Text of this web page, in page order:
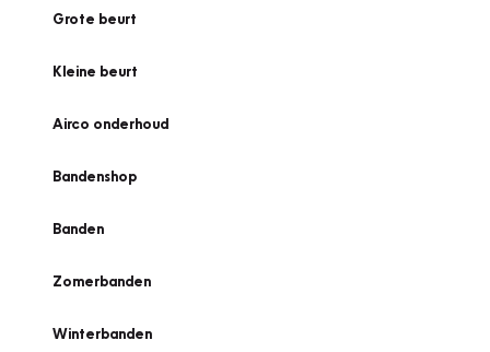
Grote beurt
Kleine beurt
Airco onderhoud
Bandenshop
Banden
Zomerbanden
Winterbanden